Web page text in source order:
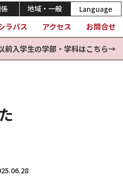
地域・一般 Language
ラバス アクセス お問合せ
前入学生の学部・学科はこちら→